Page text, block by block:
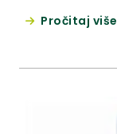
Pročitaj više